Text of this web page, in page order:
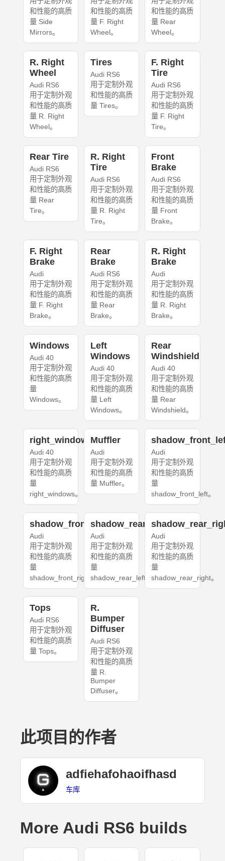
和性能的高质
量 Side
Mirrors。
和性能的高质
量 F. Right
Wheel。
和性能的高质
量 Rear
Wheel。
R. Right
Wheel
Audi RS6
用于定制外观
和性能的高质
量 R. Right
Wheel。
Tires
Audi RS6
用于定制外观
和性能的高质
量 Tires。
F. Right
Tire
Audi RS6
用于定制外观
和性能的高质
量 F. Right
Tire。
Rear Tire
Audi RS6
用于定制外观
和性能的高质
量 Rear
Tire。
R. Right
Tire
Audi RS6
用于定制外观
和性能的高质
量 R. Right
Tire。
Front
Brake
Audi RS6
用于定制外观
和性能的高质
量 Front
Brake。
F. Right
Brake
Audi
用于定制外观
和性能的高质
量 F. Right
Brake。
Rear
Brake
Audi RS6
用于定制外观
和性能的高质
量 Rear
Brake。
R. Right
Brake
Audi
用于定制外观
和性能的高质
量 R. Right
Brake。
Windows
Audi 40
用于定制外观
和性能的高质
量
Windows。
Left
Windows
Audi 40
用于定制外观
和性能的高质
量 Left
Windows。
Rear
Windshield
Audi 40
用于定制外观
和性能的高质
量 Rear
Windshield。
right_windows
Audi 40
用于定制外观
和性能的高质
量
right_windows。
Muffler
Audi
用于定制外观
和性能的高质
量 Muffler。
Audi
用于定制外观
和性能的高质
量
shadow_front_left。
shadow_front_right
Audi
用于定制外观
和性能的高质
量
shadow_front_right。
shadow_rear_left
Audi
用于定制外观
和性能的高质
量
shadow_rear_left。
Audi
用于定制外观
和性能的高质
量
shadow_rear_right。
Tops
Audi RS6
用于定制外观
和性能的高质
量 Tops。
R.
Bumper
Diffuser
Audi RS6
用于定制外观
和性能的高质
量 R.
Bumper
Diffuser。
此项目的作者
adfiehafohaoifhasd
车库
More Audi RS6 builds